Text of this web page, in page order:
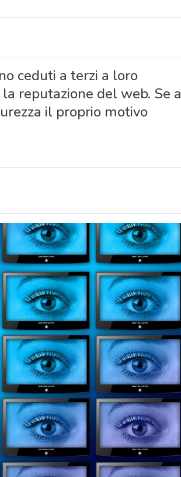
ceduti a terzi a loro
reputazione del web. Se a
il proprio motivo